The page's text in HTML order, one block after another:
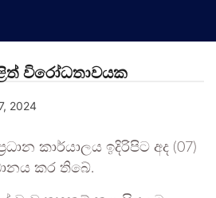
විරෝධතාවයක
2024
කාර්යාලය ඉදිරිපිට අද (07)
කර තිබේ.